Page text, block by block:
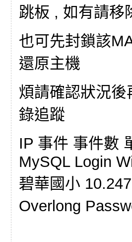
跳板 , 如有請移
也可先封鎖該
還原主機
煩請確認狀況
錄追蹤
IP 事件 事件數
MySQL Login
碧華國小
Overlong